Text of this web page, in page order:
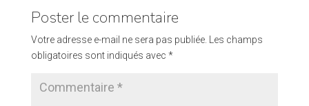
Poster le commentaire
Votre adresse e-mail ne sera pas publiée.
Les champs
obligatoires sont indiqués avec *